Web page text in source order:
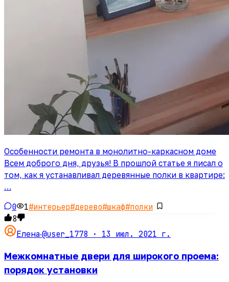
Особенности ремонта в монолитно-каркасном доме
Всем доброго дня, друзья! В прошлой статье я писал о
том, как я устанавливал деревянные полки в квартире:
…
0 1#интерьер#дерево#шкаф#полки
8
Елена·@user_1778 · 13 июл. 2021 г.
Межкомнатные двери для широкого проема:
порядок установки